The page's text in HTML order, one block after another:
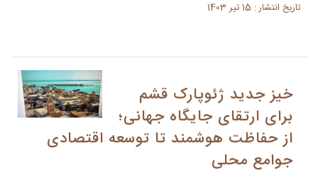
تاریخ انتشار : 15 تیر 1403
خیز جدید ژئوپارک قشم
برای ارتقای جایگاه جهانی؛
از حفاظت هوشمند تا توسعه اقتصادی
جوامع محلی